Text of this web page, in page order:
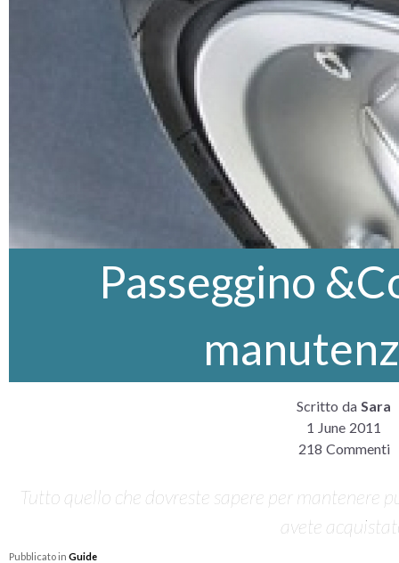
Passeggino
Scritto da Sara
1 June 2011
218 Commenti
Tutto quello che dovreste sapere per mantenere
avete
Pubblicato in Guide